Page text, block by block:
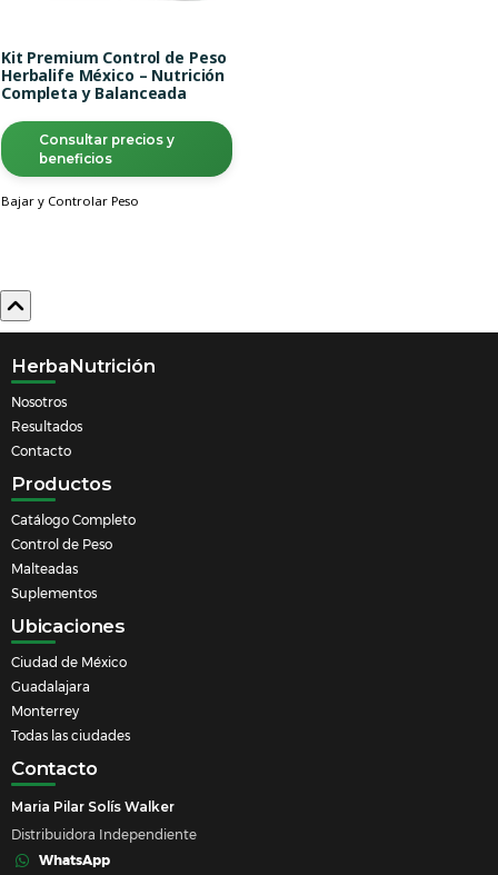
Kit Premium Control de Peso
Herbalife México – Nutrición
Completa y Balanceada
Consultar precios y
beneficios
Bajar y Controlar Peso
HerbaNutrición
Nosotros
Resultados
Contacto
Productos
Catálogo Completo
Control de Peso
Malteadas
Suplementos
Ubicaciones
Ciudad de México
Guadalajara
Monterrey
Todas las ciudades
Contacto
Maria Pilar Solís Walker
Distribuidora Independiente
WhatsApp